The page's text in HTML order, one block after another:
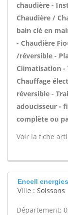
chaudière -
Chaudière /
bain clé en
- Chaudière
/réversible -
Climatisation -
Chauffage
réversible -
adoucisseur -
complète ou
Voir la fiche
Encell energies
Ville : Soissons
Département: